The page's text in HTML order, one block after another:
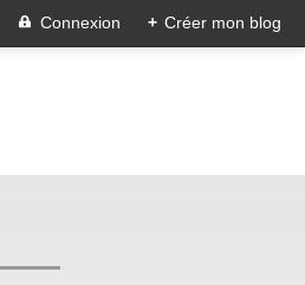
Connexion + Créer mon blog